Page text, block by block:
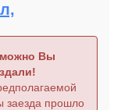
Вы
заезда прошло